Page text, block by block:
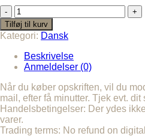
EMBRACE
BRIOCHE
Dansk
antal
Tilføj til kurv
Kategori: Dansk
Beskrivelse
Anmeldelser (0)
Når du køber opskriften, vil du
mail, efter få minutter. Tjek evt. dit
Handelsbetingelser: Der ydes
varer.
Trading terms: No refund on